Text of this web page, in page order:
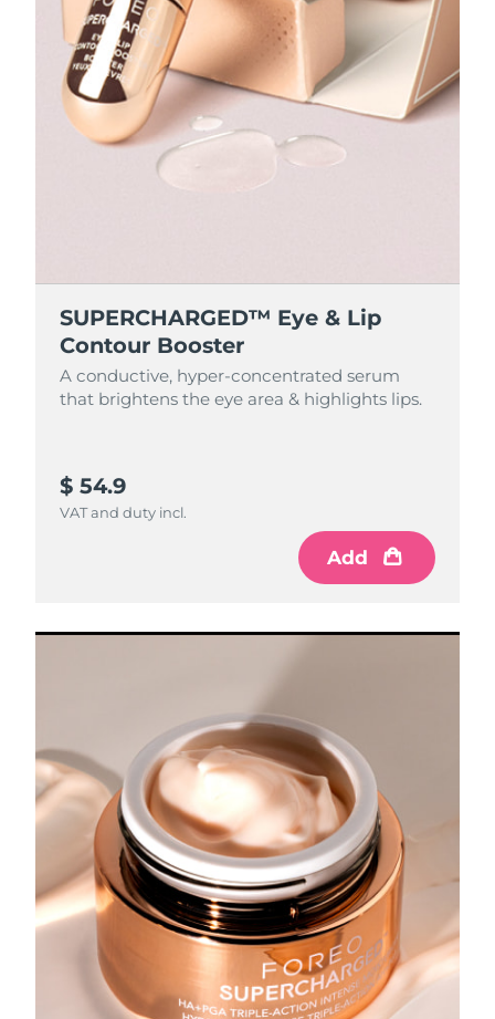
SUPERCHARGED™ Eye & Lip
Contour Booster
A conductive, hyper-concentrated serum
that brightens the eye area & highlights lips.
$ 54.9
VAT and duty incl.
Add